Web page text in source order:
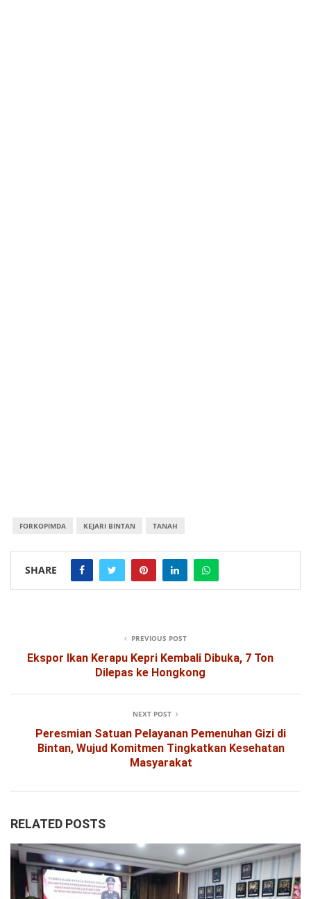
FORKOPIMDA KEJARI BINTAN TANAH
SHARE
PREVIOUS POST
Ekspor Ikan Kerapu Kepri Kembali Dibuka, 7 Ton
Dilepas ke Hongkong
NEXT POST
Peresmian Satuan Pelayanan Pemenuhan Gizi di
Bintan, Wujud Komitmen Tingkatkan Kesehatan
Masyarakat
RELATED POSTS